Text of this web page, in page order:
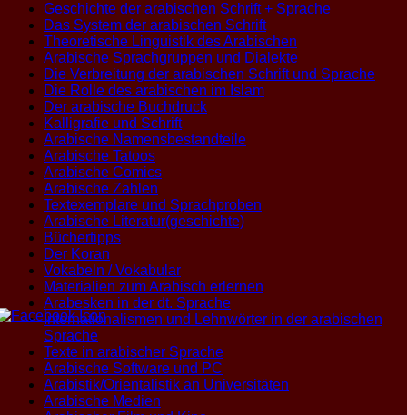
Geschichte der arabischen Schrift + Sprache
Das System der arabischen Schrift
Theoretische Linguistik des Arabischen
Arabische Sprachgruppen und Dialekte
Die Verbreitung der arabischen Schrift und Sprache
Die Rolle des arabischen im Islam
Der arabische Buchdruck
Kalligrafie und Schrift
Arabische Namensbestandteile
Arabische Tatoos
Arabische Comics
Arabische Zahlen
Textexemplare und Sprachproben
Arabische Literatur(geschichte)
Büchertipps
Der Koran
Vokabeln / Vokabular
Materialien zum Arabisch erlernen
Arabesken in der dt. Sprache
Internationalismen und Lehnwörter in der arabischen
Sprache
Texte in arabischer Sprache
Arabische Software und PC
Arabistik/Orientalistik an Universitäten
Arabische Medien